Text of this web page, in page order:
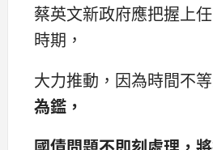
蔡英文新政府應把握上
時期，
大力推動，因為時間不等
為鑑，